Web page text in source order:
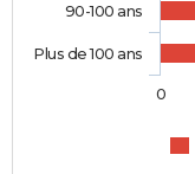
90-100 ans
Plus de 100 ans
0